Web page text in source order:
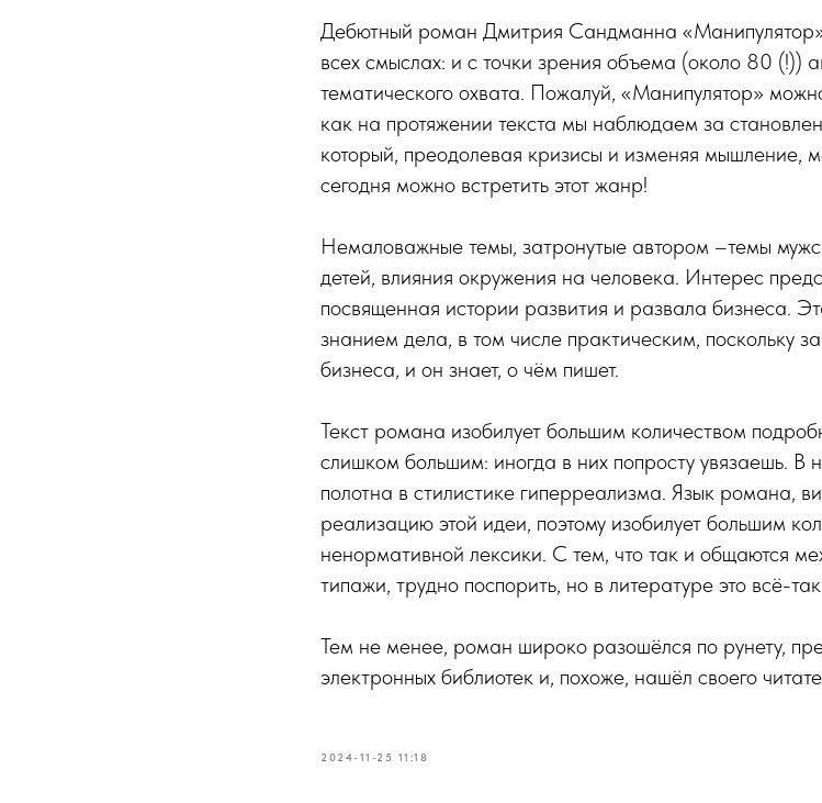
Дебютный роман Дмитрия Сандманна
всех смыслах: и с точки зрения объема (около 80 (!))
тематического охвата. Пожалуй, «Манипулятор»
как на протяжении текста мы наблюдаем за
который, преодолевая кризисы и изменяя мышление,
сегодня можно встретить этот жанр!
Немаловажные темы, затронутые автором –темы
детей, влияния окружения на человека. Интерес
посвященная истории развития и развала бизнеса.
знанием дела, в том числе практическим, поскольку
бизнеса, и он знает, о чём пишет.
Текст романа изобилует большим количеством
слишком большим: иногда в них попросту увязаешь. В
полотна в стилистике гиперреализма. Язык романа,
реализацию этой идеи, поэтому изобилует большим
ненормативной лексики. С тем, что так и общаются
типажи, трудно поспорить, но в литературе это всё-
Тем не менее, роман широко разошёлся по рунету,
электронных библиотек и, похоже, нашёл своего
2024-11-25 11:18